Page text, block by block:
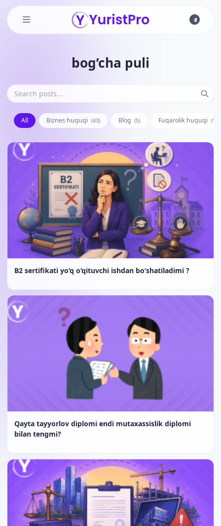
bog’cha puli
All Biznes huquqi (43) Blog (5) Fuqarolik huquqi
B2 sertifikati yo‘q o‘qituvchi ishdan bo‘shatiladimi ?
Qayta tayyorlov diplomi endi mutaxassislik diplomi
bilan tengmi?